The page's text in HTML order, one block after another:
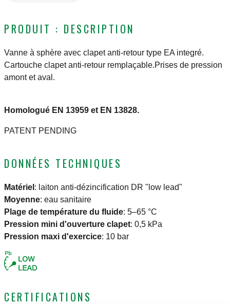
PRODUIT : DESCRIPTION
Vanne à sphère avec clapet anti-retour type EA integré.
Cartouche clapet anti-retour remplaçable.Prises de pression
amont et aval.
Homologué EN 13959 et EN 13828.
PATENT PENDING
DONNÉES TECHNIQUES
Matériel : laiton anti-dézincification DR "low lead"
Moyenne: eau sanitaire
Plage de température du fluide: 5–65 °C
Pression mini d'ouverture clapet: 0,5 kPa
Pression maxi d'exercice: 10 bar
CERTIFICATIONS